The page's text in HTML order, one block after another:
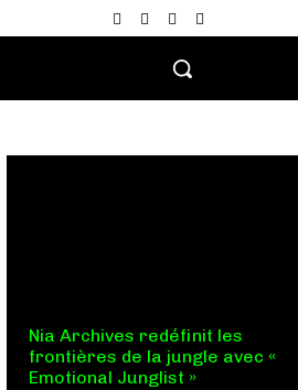
Nia Archives redéfinit les
frontières de la jungle avec «
Emotional Junglist »